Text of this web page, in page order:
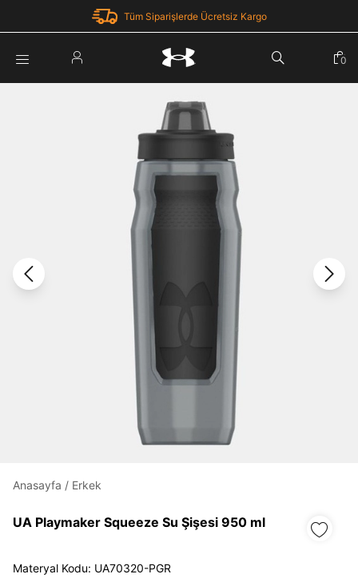
Tüm Siparişlerde Ücretsiz Kargo
Under Armour'da yeni misiniz? Kayıt Ol
Üye Olmadan Devam Et
0
Anasayfa / Erkek
UA Playmaker Squeeze Su Şişesi 950 ml
Materyal Kodu: UA70320-PGR
Parola Yenileme
Parolayı Yenile
Giriş Sayfasına Dön
Zaten hesabın var mı? Giriş yap
Giriş Yap Kayıt Ol
E-posta